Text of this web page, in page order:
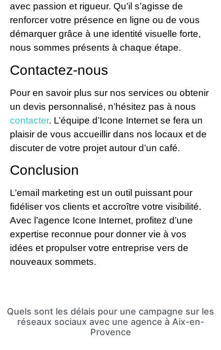
avec passion et rigueur. Qu’il s’agisse de
renforcer votre présence en ligne ou de vous
démarquer grâce à une identité visuelle forte,
nous sommes présents à chaque étape.
Contactez-nous
Pour en savoir plus sur nos services ou obtenir
un devis personnalisé, n’hésitez pas à nous
contacter. L’équipe d’Icone Internet se fera un
plaisir de vous accueillir dans nos locaux et de
discuter de votre projet autour d’un café.
Conclusion
L’email marketing est un outil puissant pour
fidéliser vos clients et accroître votre visibilité.
Avec l’agence Icone Internet, profitez d’une
expertise reconnue pour donner vie à vos
idées et propulser votre entreprise vers de
nouveaux sommets.
Quels sont les délais pour une campagne sur les
réseaux sociaux avec une agence à Aix-en-
Provence